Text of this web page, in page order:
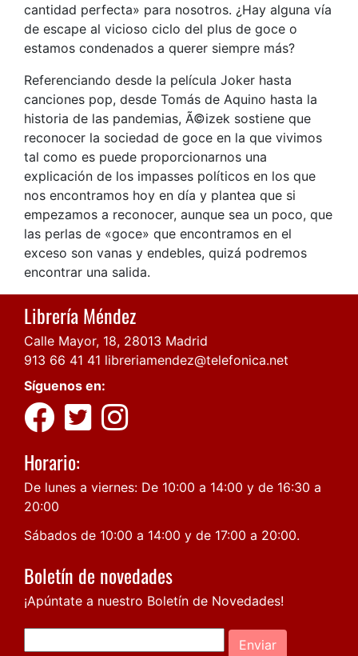
cantidad perfecta» para nosotros. ¿Hay alguna vía
de escape al vicioso ciclo del plus de goce o
estamos condenados a querer siempre más?
Referenciando desde la película Joker hasta
canciones pop, desde Tomás de Aquino hasta la
historia de las pandemias, Ã©izek sostiene que
reconocer la sociedad de goce en la que vivimos
tal como es puede proporcionarnos una
explicación de los impasses políticos en los que
nos encontramos hoy en día y plantea que si
empezamos a reconocer, aunque sea un poco, que
las perlas de «goce» que encontramos en el
exceso son vanas y endebles, quizá podremos
encontrar una salida.
Librería Méndez
Calle Mayor, 18, 28013 Madrid
913 66 41 41 libreriamendez@telefonica.net
Síguenos en:
Horario:
De lunes a viernes: De 10:00 a 14:00 y de 16:30 a
20:00
Sábados de 10:00 a 14:00 y de 17:00 a 20:00.
Boletín de novedades
¡Apúntate a nuestro Boletín de Novedades!
Enviar